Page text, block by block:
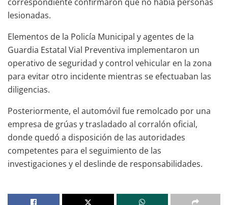
lesionadas.
Elementos de la Policía Municipal y agentes de la
Guardia Estatal Vial Preventiva implementaron un
operativo de seguridad y control vehicular en la zona
para evitar otro incidente mientras se efectuaban las
diligencias.
Posteriormente, el automóvil fue remolcado por una
empresa de grúas y trasladado al corralón oficial,
donde quedó a disposición de las autoridades
competentes para el seguimiento de las
investigaciones y el deslinde de responsabilidades.